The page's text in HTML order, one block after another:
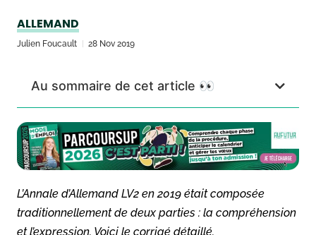
ALLEMAND
Julien Foucault 28 Nov 2019
Au sommaire de cet article 👀
L’Annale d’Allemand LV2 en 2019 était composée
traditionnellement de deux parties : la compréhension
et l’expression. Voici le corrigé détaillé.